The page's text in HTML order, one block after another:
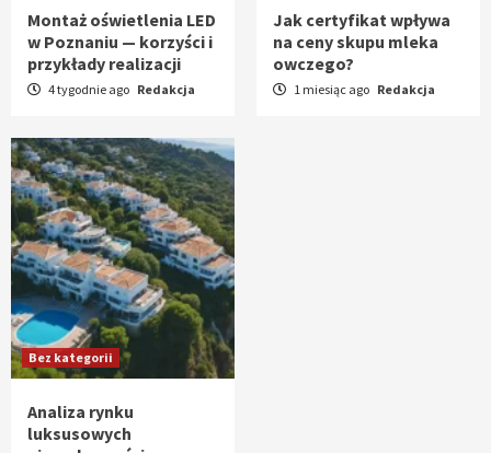
Montaż oświetlenia LED
w Poznaniu — korzyści i
przykłady realizacji
4 tygodnie ago Redakcja
Jak certyfikat wpływa
na ceny skupu mleka
owczego?
1 miesiąc ago Redakcja
Bez kategorii
Analiza rynku
luksusowych